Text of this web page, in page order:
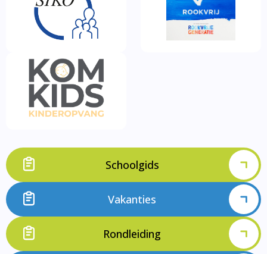
Schoolgids
Vakanties
Rondleiding